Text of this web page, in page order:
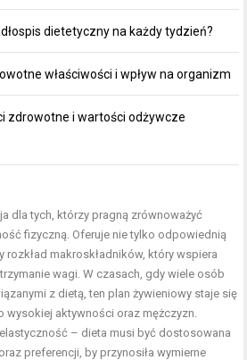
dietetyczny na każdy tydzień?
właściwości i wpływ na organizm
zdrowotne i wartości odżywcze
dla tych, którzy pragną zrównoważyć
fizyczną. Oferuje nie tylko odpowiednią
rozkład makroskładników, który wspiera
wagi. W czasach, gdy wiele osób
z dietą, ten plan żywieniowy staje się
wysokiej aktywności oraz mężczyzn.
– dieta musi być dostosowana
preferencji, by przynosiła wymierne